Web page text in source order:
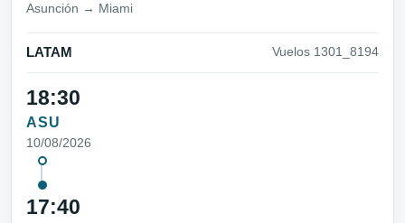
Asunción → Miami
LATAM Vuelos 1301_8194
18:30
ASU
10/08/2026
17:40